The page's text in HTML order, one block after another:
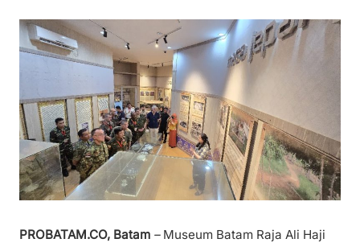
PROBATAM.CO, Batam –Museum Batam Raja Ali Haji